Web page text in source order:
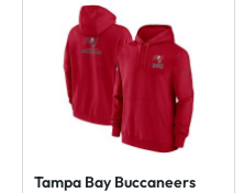
Tampa Bay Buccaneers